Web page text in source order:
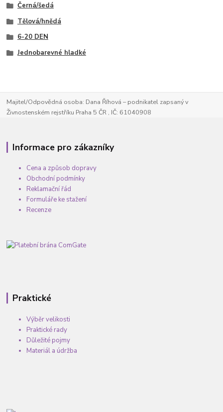
Černá/šedá
Tělová/hnědá
6-20 DEN
Jednobarevné hladké
Majitel/Odpovědná osoba: Dana Říhová – podnikatel zapsaný v
Živnostenském rejstříku Praha 5 ČR , IČ: 61040908
Informace pro zákazníky
Cena a způsob dopravy
Obchodní podmínky
Reklamační řád
Formuláře ke stažení
Recenze
Praktické
Výběr velikosti
Praktické rady
Důležité pojmy
Materiál a údržba